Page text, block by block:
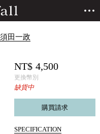
田一政
NT$ 4,500
更換幣別
缺貨中
購買請求
SPECIFICATION